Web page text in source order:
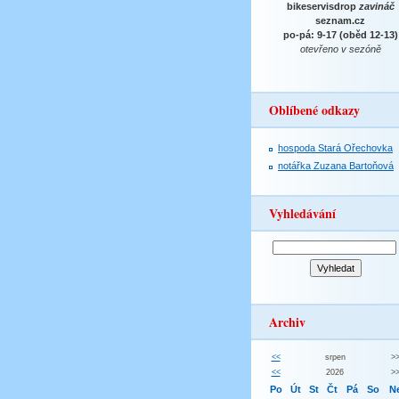
bikeservisdrop zavináč
seznam.cz
po-pá: 9-17 (oběd 12-13)
otevřeno v sezóně
Oblíbené odkazy
hospoda Stará Ořechovka
notářka Zuzana Bartoňová
Vyhledávání
Archiv
<< srpen
>>
<<
2026 >>
Po Út St Čt Pá So